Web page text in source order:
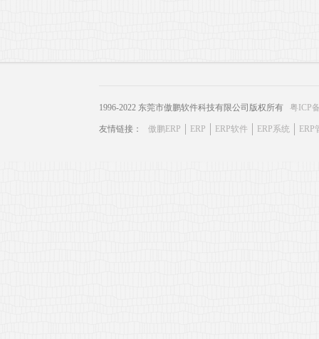
1996-2022 东莞市傲鹏软件科技有限公司版权所有 粤ICP
友情链接： 傲鹏ERP ERP ERP软件 ERP系统